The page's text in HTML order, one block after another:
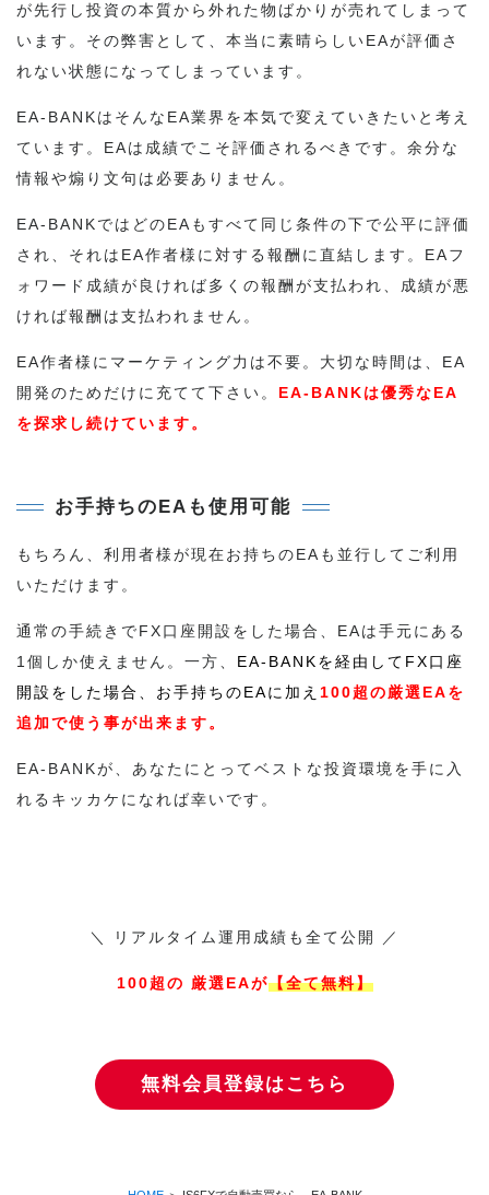
が先行し投資の本質から外れた物ばかりが売れてしまって
います。その弊害として、本当に素晴らしいEAが評価さ
れない状態になってしまっています。
EA-BANKはそんなEA業界を本気で変えていきたいと考え
ています。EAは成績でこそ評価されるべきです。余分な
情報や煽り文句は必要ありません。
EA-BANKではどのEAもすべて同じ条件の下で公平に評価
され、それはEA作者様に対する報酬に直結します。EAフ
ォワード成績が良ければ多くの報酬が支払われ、成績が悪
ければ報酬は支払われません。
EA作者様にマーケティング力は不要。大切な時間は、EA
開発のためだけに充てて下さい。 EA-BANKは優秀なEA
を探求し続けています。
お手持ちのEAも使用可能
もちろん、利用者様が現在お持ちのEAも並行してご利用
いただけます。
通常の手続きでFX口座開設をした場合、EAは手元にある
1個しか使えません。一方、 EA-BANKを経由してFX口座
開設をした場合、お手持ちのEAに加え 100超の厳選EAを
追加で使う事が出来ます。
EA-BANKが、あなたにとってベストな投資環境を手に入
れるキッカケになれば幸いです。
＼ リアルタイム運用成績も全て公開 ／
100超の 厳選EAが【全て無料】
無料会員登録はこちら